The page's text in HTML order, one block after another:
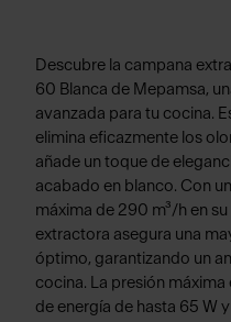
Descubre la campana
60 Blanca de Mepamsa,
avanzada para tu cocina.
elimina eficazmente los
añade un toque de
acabado en blanco. Con
máxima de 290 m³/h en
extractora asegura una
óptimo, garantizando un
cocina. La presión máxima
de energía de hasta 65 W